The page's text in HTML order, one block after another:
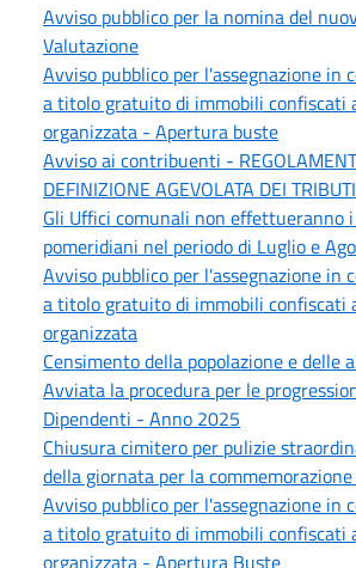
Avviso pubblico per la nomina del
Valutazione
Avviso pubblico per l'assegnazione in
a titolo gratuito di immobili confiscati
organizzata - Apertura buste
Avviso ai contribuenti -
DEFINIZIONE AGEVOLATA DEI
Gli Uffici comunali non effettueranno
pomeridiani nel periodo di Luglio e
Avviso pubblico per l'assegnazione in
a titolo gratuito di immobili confiscati
organizzata
Censimento della popolazione e delle
Avviata la procedura per le
Dipendenti - Anno 2025
Chiusura cimitero per pulizie
della giornata per la
Avviso pubblico per l'assegnazione in
a titolo gratuito di immobili confiscati
organizzata - Apertura Buste